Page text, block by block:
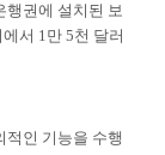
행권에 설치된 보
서 1만 5천 달러
적인 기능을 수행